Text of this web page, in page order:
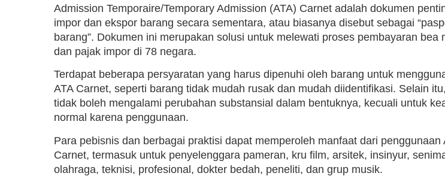
Admission Temporaire/Temporary Admission (ATA) Carnet adalah dokumen
impor dan ekspor barang secara sementara, atau biasanya disebut sebagai
barang”. Dokumen ini merupakan solusi untuk melewati proses pembayaran bea
dan pajak impor di 78 negara.
Terdapat beberapa persyaratan yang harus dipenuhi oleh barang untuk
ATA Carnet, seperti barang tidak mudah rusak dan mudah diidentifikasi. Selain
tidak boleh mengalami perubahan substansial dalam bentuknya, kecuali untuk
normal karena penggunaan.
Para pebisnis dan berbagai praktisi dapat memperoleh manfaat dari penggunaan
Carnet, termasuk untuk penyelenggara pameran, kru film, arsitek, insinyur,
olahraga, teknisi, profesional, dokter bedah, peneliti, dan grup musik.